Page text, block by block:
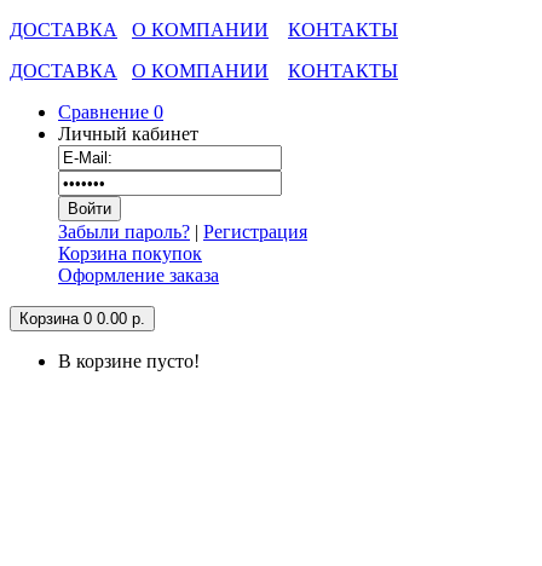
ДОСТАВКА О КОМПАНИИ
КОНТАКТЫ
ДОСТАВКА
О КОМПАНИИ
КОНТАКТЫ
Сравнение 0
Личный кабинет
Забыли пароль? | Регистрация
Корзина покупок
Оформление заказа
Корзина 0 0.00 р.
В корзине пусто!